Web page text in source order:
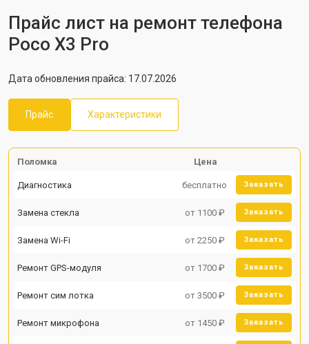
Прайс лист на ремонт телефона
Poco X3 Pro
Дата обновления прайса: 17.07.2026
Прайс Характеристики
Поломка Цена
Диагностика бесплатно Заказать
Замена стекла от 1100 ₽ Заказать
Замена Wi-Fi от 2250 ₽ Заказать
Ремонт GPS-модуля от 1700 ₽ Заказать
Ремонт сим лотка от 3500 ₽ Заказать
Ремонт микрофона от 1450 ₽ Заказать